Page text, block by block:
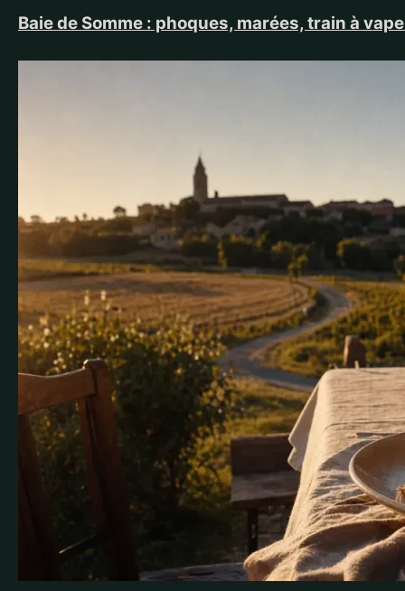
Baie de Somme : phoques, marées, train à